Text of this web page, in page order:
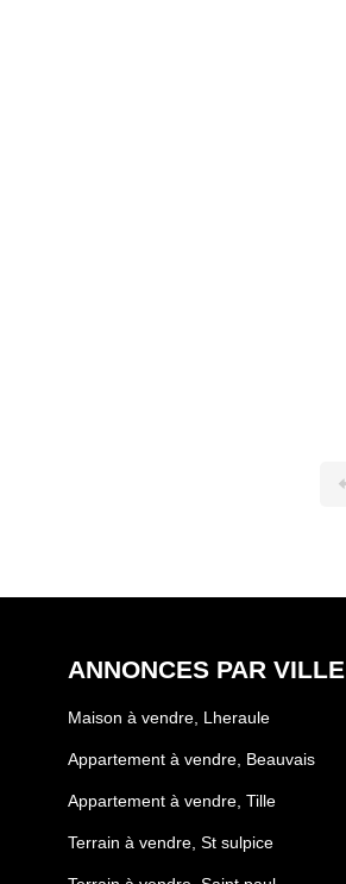
ANNONCES PAR VILLE
Maison à vendre, Lheraule
Appartement à vendre, Beauvais
Appartement à vendre, Tille
Terrain à vendre, St sulpice